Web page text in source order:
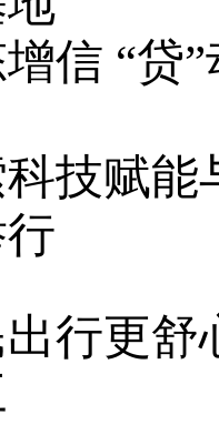
信 “贷
技赋能
行更舒